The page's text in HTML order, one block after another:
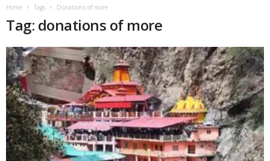
Home Tags Donations of more
Tag: donations of more